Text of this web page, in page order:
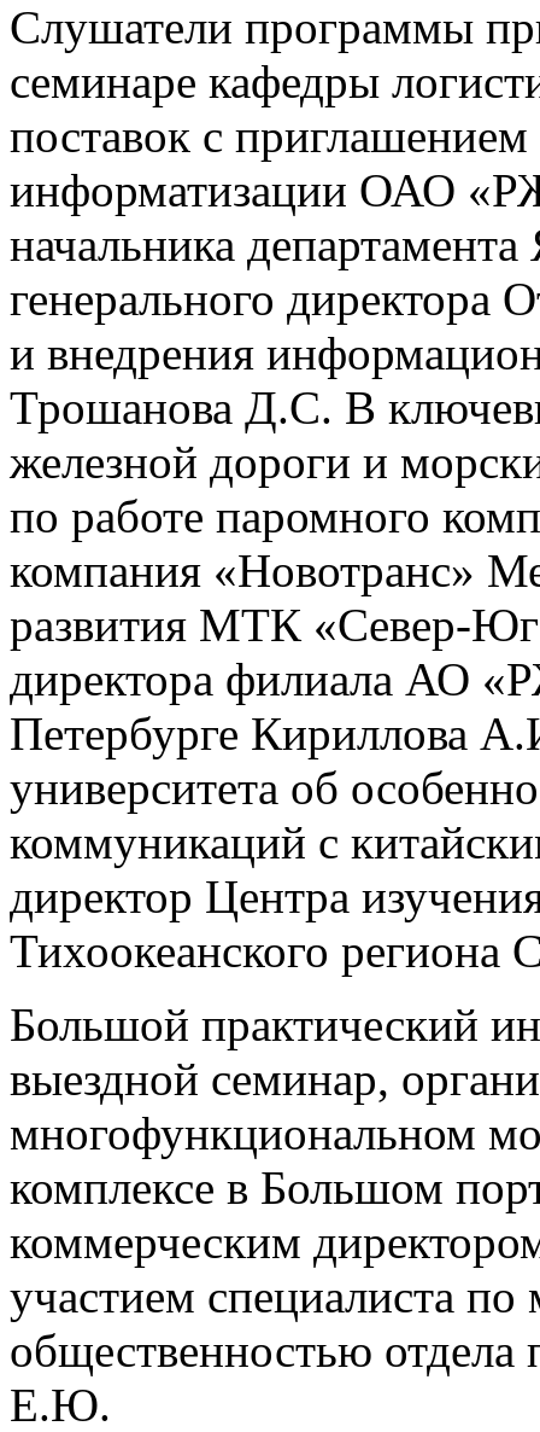
Слушатели программы
семинаре кафедры
поставок с приглашением
информатизации ОАО
начальника
генерального директора
и внедрения
Трошанова Д.С. В
железной дороги и
по работе паромного
компания «Новотранс»
развития МТК «Север-
директора филиала АО
Петербурге Кириллова
университета об
коммуникаций с
директор Центра
Тихоокеанского
Большой практический
выездной семинар,
многофункциональном
комплексе в Большом
коммерческим
участием специалиста по
общественностью
Е.Ю.